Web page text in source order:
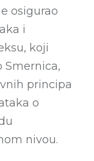
osigurao
i
koji
Smernica,
principa
o
nivou.